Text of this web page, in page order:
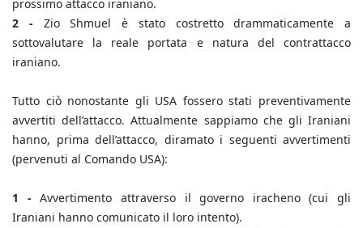
prossimo attacco iraniano.
2 - Zio Shmuel è stato costretto drammaticamente a
sottovalutare la reale portata e natura del contrattacco
iraniano.
Tutto ciò nonostante gli USA fossero stati preventivamente
avvertiti dell’attacco. Attualmente sappiamo che gli Iraniani
hanno, prima dell’attacco, diramato i seguenti avvertimenti
(pervenuti al Comando USA):
1 -Avvertimento attraverso il governo iracheno (cui gli
Iraniani hanno comunicato il loro intento).